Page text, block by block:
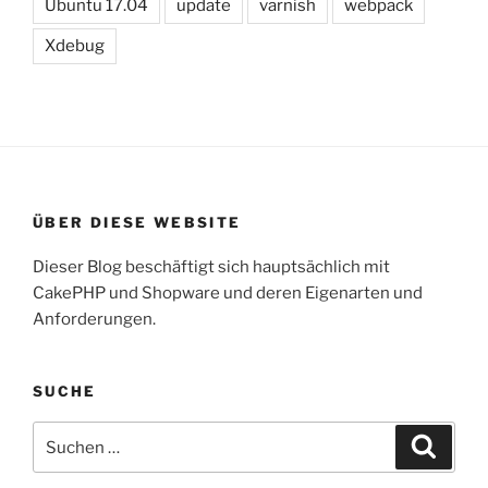
Ubuntu 17.04 update varnish webpack
Xdebug
ÜBER DIESE WEBSITE
Dieser Blog beschäftigt sich hauptsächlich mit
CakePHP und Shopware und deren Eigenarten und
Anforderungen.
SUCHE
nach: